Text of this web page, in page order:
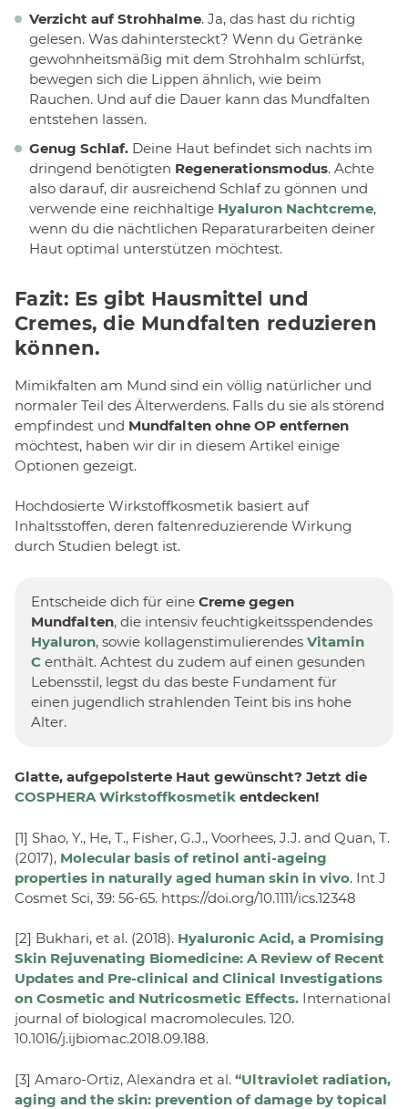
Verzicht auf Strohhalme. Ja, das hast du richtig
gelesen. Was dahintersteckt? Wenn du Getränke
gewohnheitsmäßig mit dem Strohhalm schlürfst,
bewegen sich die Lippen ähnlich, wie beim
Rauchen. Und auf die Dauer kann das Mundfalten
entstehen lassen.
Genug Schlaf. Deine Haut befindet sich nachts im
dringend benötigten Regenerationsmodus. Achte
also darauf, dir ausreichend Schlaf zu gönnen und
verwende eine reichhaltige Hyaluron Nachtcreme,
wenn du die nächtlichen Reparaturarbeiten deiner
Haut optimal unterstützen möchtest.
Fazit: Es gibt Hausmittel und
Cremes, die Mundfalten reduzieren
können.
Mimikfalten am Mund sind ein völlig natürlicher und
normaler Teil des Älterwerdens. Falls du sie als störend
empfindest und Mundfalten ohne OP entfernen
möchtest, haben wir dir in diesem Artikel einige
Optionen gezeigt.
Hochdosierte Wirkstoffkosmetik basiert auf
Inhaltsstoffen, deren faltenreduzierende Wirkung
durch Studien belegt ist.
Entscheide dich für eine Creme gegen
Mundfalten, die intensiv feuchtigkeitsspendendes
Hyaluron, sowie kollagenstimulierendes Vitamin
C enthält. Achtest du zudem auf einen gesunden
Lebensstil, legst du das beste Fundament für
einen jugendlich strahlenden Teint bis ins hohe
Alter.
Glatte, aufgepolsterte Haut gewünscht? Jetzt die
COSPHERA Wirkstoffkosmetik entdecken!
[1] Shao, Y., He, T., Fisher, G.J., Voorhees, J.J. and Quan, T.
(2017), Molecular basis of retinol anti-ageing
properties in naturally aged human skin in vivo. Int J
Cosmet Sci, 39: 56-65. https://doi.org/10.1111/ics.12348
[2] Bukhari, et al. (2018). Hyaluronic Acid, a Promising
Skin Rejuvenating Biomedicine: A Review of Recent
Updates and Pre-clinical and Clinical Investigations
on Cosmetic and Nutricosmetic Effects. International
journal of biological macromolecules. 120.
10.1016/j.ijbiomac.2018.09.188.
[3] Amaro-Ortiz, Alexandra et al. “Ultraviolet radiation,
aging and the skin: prevention of damage by topical